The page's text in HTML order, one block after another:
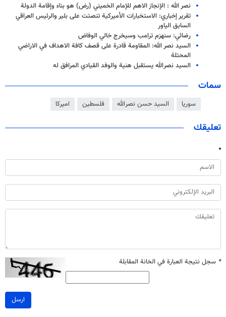
نصر الله : الإنجاز الاهم للإمام الخميني (رض) هو بناء وإقامة الدولة
تقرير إخباري: الاستخبارات الأميركية تنصتت على بلير والرئيس العراقي
السابق الياور
رضائي: سنهزم ترامب وسيخرج خالي الوفاض
السيد نصر الله: المقاومة قادرة على قصف كافة الاهداف في الاراضي
المحتلة
السيد نصرالله يستقبل هنية والوفد القيادي المرافق له
سمات
سوريا السيد حسن نصرالله فلسطين اميركا
تعليقك
* سجل نتيجة العبارة في الخانة المقابلة
ارسل